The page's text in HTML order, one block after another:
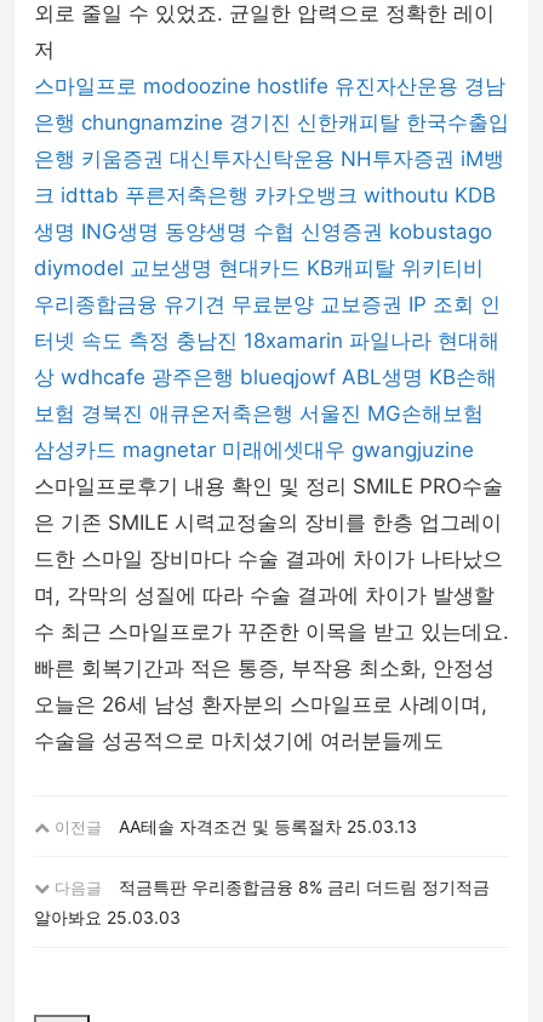
외로 줄일 수 있었죠. 균일한 압력으로 정확한 레이
저
스마일프로 modoozine hostlife 유진자산운용 경남
은행 chungnamzine 경기진 신한캐피탈 한국수출입
은행 키움증권 대신투자신탁운용 NH투자증권 iM뱅
크 idttab 푸른저축은행 카카오뱅크 withoutu KDB
생명 ING생명 동양생명 수협 신영증권 kobustago
diymodel 교보생명 현대카드 KB캐피탈 위키티비
우리종합금융 유기견 무료분양 교보증권 IP 조회 인
터넷 속도 측정 충남진 18xamarin 파일나라 현대해
상 wdhcafe 광주은행 blueqjowf ABL생명 KB손해
보험 경북진 애큐온저축은행 서울진 MG손해보험
삼성카드 magnetar 미래에셋대우 gwangjuzine
스마일프로후기 내용 확인 및 정리 SMILE PRO수술
은 기존 SMILE 시력교정술의 장비를 한층 업그레이
드한 스마일 장비마다 수술 결과에 차이가 나타났으
며, 각막의 성질에 따라 수술 결과에 차이가 발생할
수 최근 스마일프로가 꾸준한 이목을 받고 있는데요.
빠른 회복기간과 적은 통증, 부작용 최소화, 안정성
오늘은 26세 남성 환자분의 스마일프로 사례이며,
수술을 성공적으로 마치셨기에 여러분들께도
이전글 AA테솔 자격조건 및 등록절차 25.03.13
다음글
적금특판 우리종합금융 8% 금리 더드림 정기적금
알아봐요 25.03.03